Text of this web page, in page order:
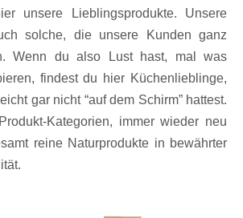
unsere Lieblingsprodukte. Unsere
solche, die unsere Kunden ganz
Wenn du also Lust hast, mal was
findest du hier Küchenlieblinge,
gar nicht “auf dem Schirm” hattest.
Kategorien, immer wieder neu
reine Naturprodukte in bewährter